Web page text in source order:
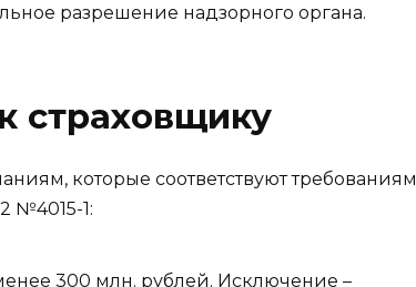
разрешение надзорного органа.
страховщику
которые соответствуют требованиям
№4015-1:
300 млн. рублей. Исключение –